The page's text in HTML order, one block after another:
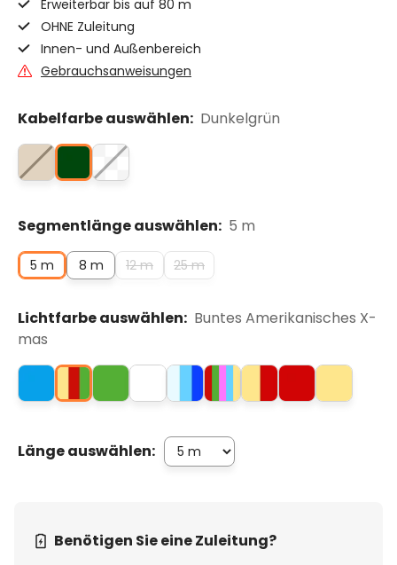
Erweiterbar bis auf 80 m
OHNE Zuleitung
Innen- und Außenbereich
Gebrauchsanweisungen
Kabelfarbe auswählen: Dunkelgrün
Segmentlänge auswählen: 5 m
5 m 8 m 12 m 25 m
Lichtfarbe auswählen: Buntes Amerikanisches X-
mas
Länge auswählen:
Benötigen Sie eine Zuleitung?